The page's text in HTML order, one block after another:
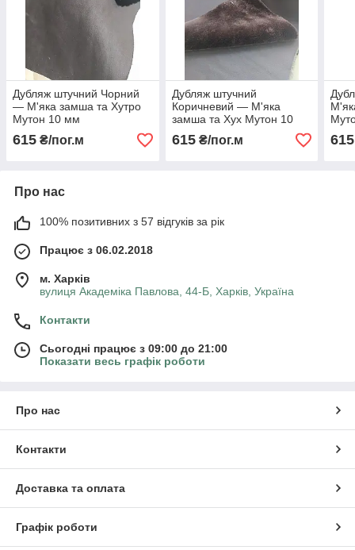
Дубляж штучний Чорний
— М'яка замша та Хутро
Мутон 10 мм
615 ₴/пог.м
Дубляж штучний
Коричневий — М'яка
замша та Хух Мутон 10
мм
615₴/пог.м 615
Про нас
100% позитивних з 57 відгуків за рік
Працює з 06.02.2018
м. Харків
вулиця Академіка Павлова, 44-Б, Харків, Україна
Контакти
Сьогодні працює з 09:00 до 21:00
Показати весь графік роботи
Про нас
Контакти
Доставка та оплата
Графік роботи